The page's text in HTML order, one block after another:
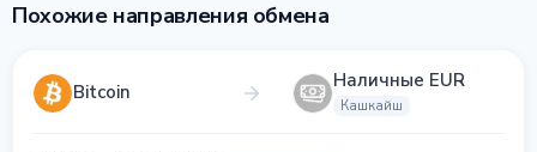
Похожие направления обмена
Bitcoin Наличные EUR
Кашкайш